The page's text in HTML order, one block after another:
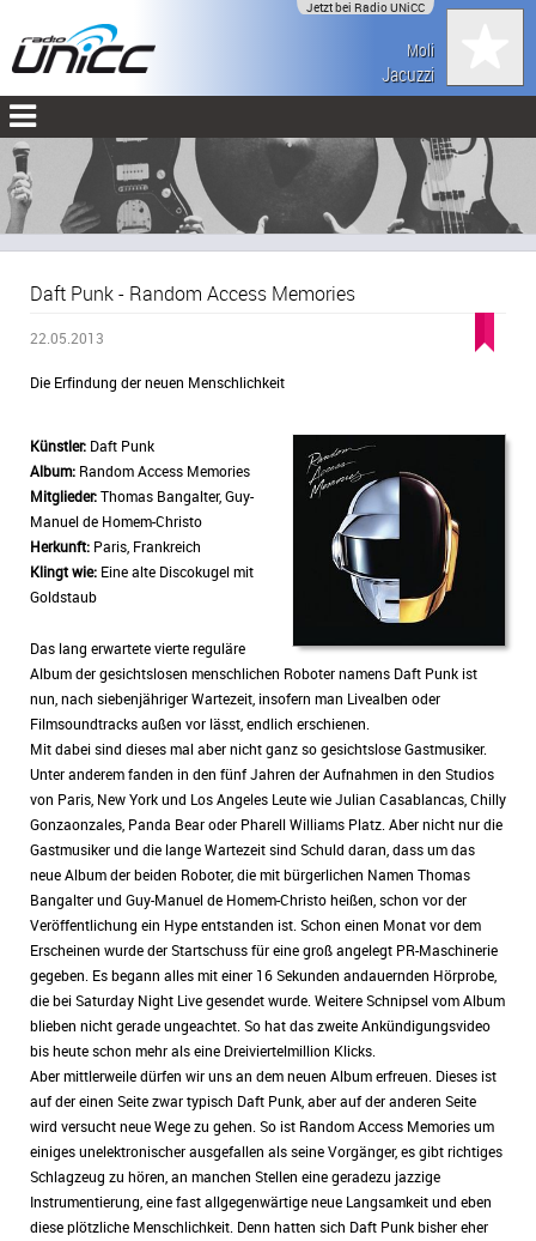
Jetzt bei Radio UNiCC
Moli
Jacuzzi
Daft Punk - Random Access Memories
22.05.2013
Die Erfindung der neuen Menschlichkeit
Künstler: Daft Punk
Album: Random Access Memories
Mitglieder:Thomas Bangalter, Guy-
Manuel de Homem-Christo
Herkunft: Paris, Frankreich
Klingt wie: Eine alte Discokugel mit
Goldstaub
Das lang erwartete vierte reguläre
Album der gesichtslosen menschlichen Roboter namens Daft Punk ist
nun, nach siebenjähriger Wartezeit, insofern man Livealben oder
Filmsoundtracks außen vor lässt, endlich erschienen.
Mit dabei sind dieses mal aber nicht ganz so gesichtslose Gastmusiker.
Unter anderem fanden in den fünf Jahren der Aufnahmen in den Studios
von Paris, New York und Los Angeles Leute wie Julian Casablancas, Chilly
Gonzaonzales, Panda Bear oder Pharell Williams Platz. Aber nicht nur die
Gastmusiker und die lange Wartezeit sind Schuld daran, dass um das
neue Album der beiden Roboter, die mit bürgerlichen Namen Thomas
Bangalter und Guy-Manuel de Homem-Christo heißen, schon vor der
Veröffentlichung ein Hype entstanden ist. Schon einen Monat vor dem
Erscheinen wurde der Startschuss für eine groß angelegt PR-Maschinerie
gegeben. Es begann alles mit einer 16 Sekunden andauernden Hörprobe,
die bei Saturday Night Live gesendet wurde. Weitere Schnipsel vom Album
blieben nicht gerade ungeachtet. So hat das zweite Ankündigungsvideo
bis heute schon mehr als eine Dreiviertelmillion Klicks.
Aber mittlerweile dürfen wir uns an dem neuen Album erfreuen. Dieses ist
auf der einen Seite zwar typisch Daft Punk, aber auf der anderen Seite
wird versucht neue Wege zu gehen. So ist Random Access Memories um
einiges unelektronischer ausgefallen als seine Vorgänger, es gibt richtiges
Schlagzeug zu hören, an manchen Stellen eine geradezu jazzige
Instrumentierung, eine fast allgegenwärtige neue Langsamkeit und eben
diese plötzliche Menschlichkeit. Denn hatten sich Daft Punk bisher eher